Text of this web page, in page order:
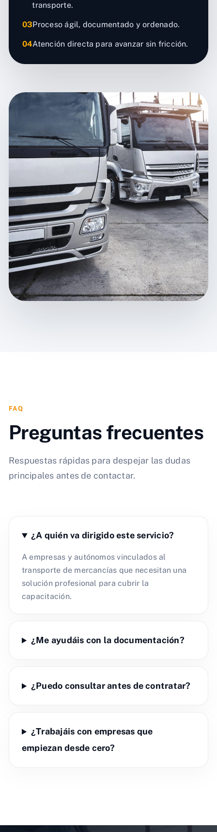
transporte.
03Proceso ágil, documentado y ordenado.
04Atención directa para avanzar sin fricción.
FAQ
Preguntas frecuentes
Respuestas rápidas para despejar las dudas
principales antes de contactar.
¿A quién va dirigido este servicio?
A empresas y autónomos vinculados al
transporte de mercancías que necesitan una
solución profesional para cubrir la
capacitación.
¿Me ayudáis con la documentación?
¿Puedo consultar antes de contratar?
¿Trabajáis con empresas que
empiezan desde cero?